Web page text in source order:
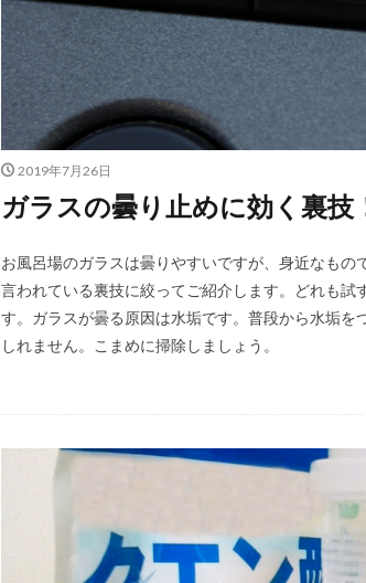
2019年7月26日
ガラスの曇り止めに効く裏
お風呂場のガラスは曇りやすいですが、身近なも
言われている裏技に絞ってご紹介します。どれも
す。ガラスが曇る原因は水垢です。普段から水垢
しれません。こまめに掃除しましょう。